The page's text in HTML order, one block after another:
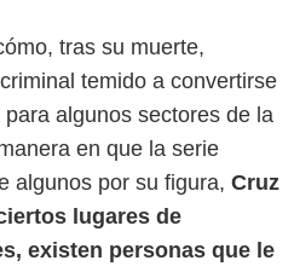
tras su muerte,
temido a convertirse
algunos sectores de la
en que la serie
algunos por su figura, Cruz
lugares de
existen personas que le
House